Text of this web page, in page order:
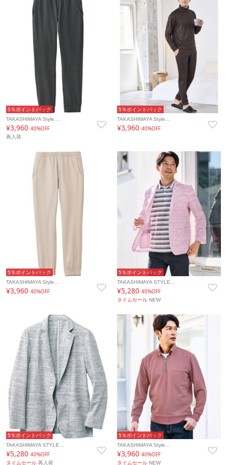
5％ポイントバック
TAKASHIMAYA Style…
¥3,960 40%OFF
再入荷
5％ポイントバック
TAKASHIMAYA Style…
¥3,96040%OFF
5％ポイントバック
TAKASHIMAYA Style…
¥3,960 40%OFF
5％ポイントバック
TAKASHIMAYA STYLE…
¥5,28040%OFF
タイムセールNEW
5％ポイントバック
TAKASHIMAYA STYLE…
¥5,280 40%OFF
タイムセール 再入荷
5％ポイントバック
TAKASHIMAYA Style…
¥3,96040%OFF
タイムセールNEW